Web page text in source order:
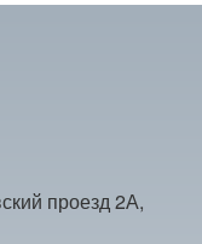
проезд 2А,